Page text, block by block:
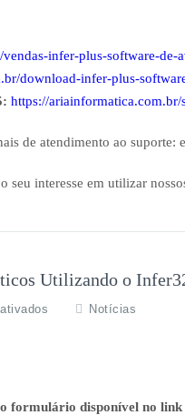
infer-plus-software-de-
download-infer-plus-
https://
de atendimento ao suporte:
seu interesse em utilizar
Utilizando o
Utilizando
Notícias
formulário disponível no